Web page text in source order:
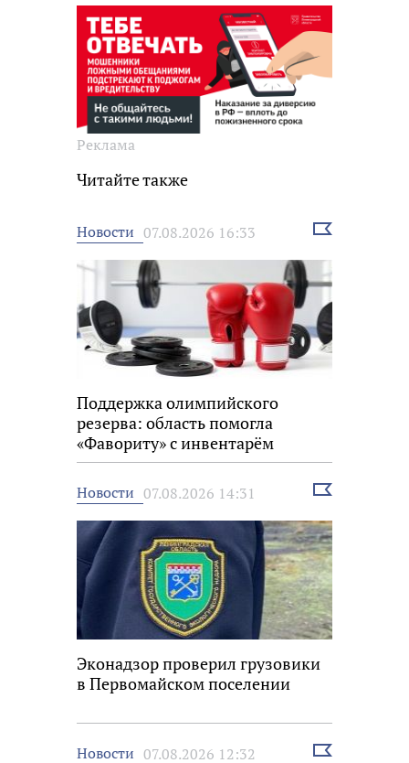
Реклама
Читайте также
Новости 07.08.2026 16:33
Выбрать
Поддержка олимпийского
резерва: область помогла
«Фавориту» с инвентарём
Новости 07.08.2026 14:31
Выбрать
Эконадзор проверил грузовики
в Первомайском поселении
Новости 07.08.2026 12:32
Выбрать